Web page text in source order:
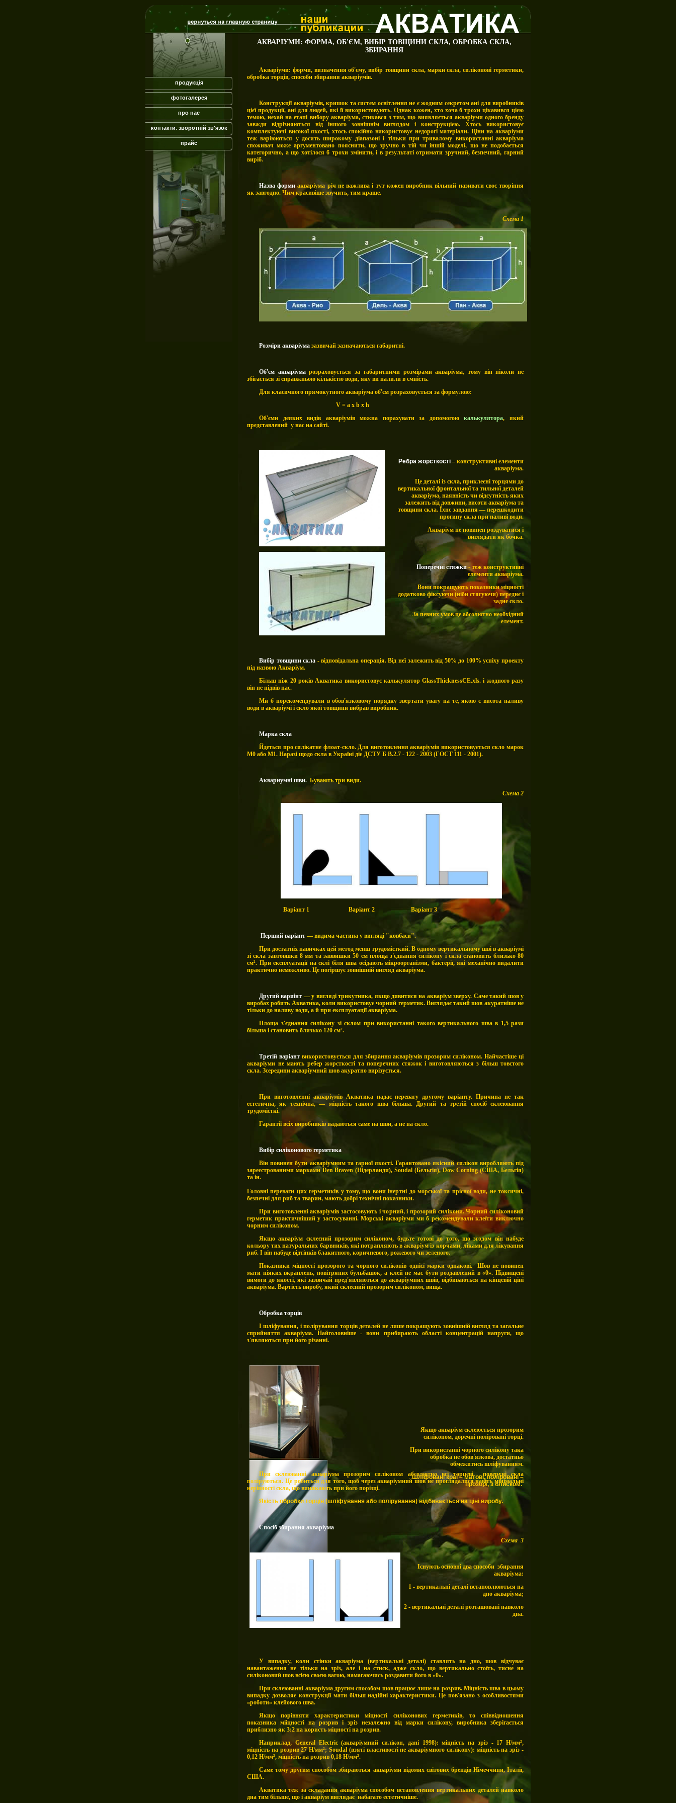
продукція
фотогалерея
про нас
контакти. зворотній зв'язок
прайс
АКВАРІУМИ: ФОРМА, ОБ'ЄМ, ВИБІР ТОВЩИНИ СКЛА, ОБРОБКА СКЛА,
ЗБИРАННЯ
Акваріуми: форми, визначення об'єму, вибір товщини скла, марки скла, силіконові герметики,
обробка торців, способи збирання акваріумів.
Конструкції акваріумів, кришок та систем освітлення не є жодним секретом ані для виробників
цієї продукції, ані для людей, які її використовують. Однак кожен, хто хоча б трохи цікавився цією
темою, нехай на етапі вибору акваріума, стикався з тим, що виявляється акваріуми одного бренду
завжди відрізняються від іншого зовнішнім виглядом і конструкцією. Хтось використовує
комплектуючі високої якості, хтось спокійно використовує недорогі матеріали. Ціни на акваріуми
теж варіюються у досить широкому діапазоніі тільки при тривалому використанні акваріума
споживач може аргументовано пояснити, що зручно в тій чи іншій моделі, що не подобається
категорично, а що хотілося б трохи змінити, і в результаті отримати зручний, безпечний, гарний
виріб.
Назва форми акваріума річ не важлива і тут кожен виробник вільний називати своєтворіння
як завгодно. Чим красивіше звучить, тим краще.
Схема 1
Розміри акваріума зазвичай зазначаються габаритні.
Об'єм акваріума розраховується за габаритними розмірами акваріума, тому він ніколи не
збігається зі справжньою кількістю води, яку ви налили в ємність.
Для класичного прямокутного акваріума об'єм розраховується за формулою:
V = a x b x h
Об'єми деяких видів акваріумів можна порахувати за допомогоюкалькулятора, який
представлений у нас на сайті.
Ребра жорсткості – конструктивні елементи
акваріума.
Це деталі із скла, приклеєні торцями до
вертикальної фронтальної та тильної деталей
акваріума, наявність чи відсутність яких
залежить від довжини, висоти акваріума та
товщини скла. Їхнє завдання — перешкодити
прогину скла при наливі води.
Акваріум не повинен роздуватися і
виглядати як бочка.
Поперечні стяжки- теж конструктивні
елементи акваріума.
Вони покращують показники міцності
додатково фіксуючи (ніби стягуючи) переднє і
заднє скло.
За певних умов це абсолютно необхідний
елемент.
Вибір товщини скла - відповідальна операція. Від неї залежить від 50% до 100% успіху проекту
під назвою Акваріум.
Більш ніж 20 років Акватика використовує калькулятор GlassThicknessCE.xls. і жодного разу
він не підвів нас.
Ми б порекомендували в обов'язковому порядку звертати увагу на те, якою є висота наливу
води в акваріумі і скло якої товщини вибрав виробник.
Марка скла
Йдеться про силікатне флоат-скло. Для виготовлення акваріумів використовується скло марок
М0 або М1. Наразі щодо скла в Україні діє ДСТУ Б В.2.7 - 122 - 2003 (ГОСТ 111 - 2001).
Аквариумні шви. Бувають три види.
Схема 2
Варіант 1 Варіант 2 Варіант 3
Перший варіант — видима частина у вигляді "ковбаси".
При достатніх навичках цей метод менш трудомісткий. В одному вертикальному шві в акваріумі
зі скла завтовшки 8 мм та заввишки 50 см площа з'єднання силікону і скла становить близько 80
см². При експлуатації на склі біля шва осідають мікроорганізми, бактерії, які механічно видалити
практично неможливо. Це погіршує зовнішній вигляд акваріума.
Другий вариінт — у вигляді трикутника, якщо дивитися на акваріум зверху. Саме такий шов у
виробах робить Акватика, коли використовує чорний герметик. Виглядає такий шов акуратніше не
тільки до наливу води, а й при експлуатації акваріума.
Площа з'єднання силікону зі склом при використанні такого вертикального шва в 1,5 рази
більша і становить близько 120 см².
Третій варіантвикористовується для збирання акваріумів прозорим силіконом. Найчастіше ці
акваріуми не мають ребер жорсткості та поперечних стяжок і виготовляються з більш товстого
скла. Зсередини акваріумний шов акуратно вирізується.
При виготовленні акваріумів Акватика надає перевагу другому варіанту. Причина не так
естетична, як технічна, — міцність такого шва більша. Другий та третій спосіб склеювання
трудомісткі.
Гарантії всіх виробників надаються саме на шви, а не на скло.
Вибір силіконового герметика
Він повинен бути акваріумним та гарної якості. Гарантовано якісний силікон виробляють під
зареєстрованими марками Den Braven (Нідерланди), Soudal (Бельгія), Dow Corning (США, Бельгія)
та ін.
Головні переваги цих герметиків у тому, що вони інертні до морської та прісної води, не токсичні,
безпечні для риб та тварин, мають добрі технічні показники.
При виготовленні акваріумів застосовують і чорний, і прозорий силікони. Чорний силіконовий
герметик практичніший у застосуванні. Морські акваріуми ми б рекомендували клеїти виключно
чорним силіконом.
Якщо акваріум склеєний прозорим силіконом, будьте готові до того, що згодом він набуде
кольору тих натуральних барвників, які потрапляють в акваріум із корчами, ліками для лікування
риб. І він набуде відтінків блакитного, коричневого, рожевого чи зеленого.
Показники міцності прозорого та чорного силіконів однієї марки однакові. Шов не повинен
мати ніяких вкраплень, повітряних бульбашок, а клей не має бути роздавлений в «0». Підвищені
вимоги до якості, які зазвичай пред'являються до акваріумних швів, відбиваються на кінцевій ціні
акваріума. Вартість виробу, який склеєний прозорим силіконом, вища.
Обробка торців
І шліфування, і полірування торців деталей не лише покращують зовнішній вигляд та загальне
сприйняття акваріума. Найголовніше - вони прибирають області концентрацій напруги, що
з'являються при його різанні.
Якщо акваріум склеюється прозорим
силіконом, доречні поліровані торці.
При використанні чорного силікону така
обробка не обов'язкова, достатньо
обмежитись шліфуванням.
Шліфовані краї – матові, поліровані –
прозорі, з блиском.
При склеюванні акваріума прозорим силіконом абсолютно всі торцеві поверхні скла
поліруються. Це робиться для того, щоб через акваріумний шов не проглядалися навіть мінімальні
нерівності скла, що виникають при його порізці.
Якість обробки торців (шліфування або полірування) відбивається на ціні виробу.
Спосіб збирання акваріума
Схема 3
Існують основні два способи збирання
акваріума:
1 - вертикальні деталі встановлюються на
дно акваріума;
2 - вертикальні деталі розташовані навколо
дна.
У випадку, коли стінки акваріума (вертикальні деталі) ставлять на дно, шов відчуває
навантаження не тільки на зріз, але і на стиск, адже скло, що вертикально стоїть, тисне на
силіконовий шов всією своєю вагою, намагаючись роздавити його в «0».
При склеюванні акваріума другим способом шов працює лише на розрив. Міцність шва в цьому
випадку дозволяє конструкції мати більш надійні характеристики.Це пов'язано з особливостями
«роботи» клейового шва.
Якщо порівняти характеристики міцності силіконових герметиків, то співвідношення
показника мііцності на розрив і зріз незалежно від марки силікону, виробника зберігається
приблизно як 3:2 на користь міцності на розрив.
Наприклад, General Electric (акваріумний силікон, дані 1998): міцність на зріз - 17 Н/мм²,
міцність на розрив 27 Н/мм²; Soudal (взяті властивості не акваріумного силікону): міцність на зріз -
0,12 Н/мм², міцність на розрив 0,18 Н/мм².
Саме тому другим способом збираються акваріуми відомих світових брендів Німеччини, Італії,
США.
Акватика теж за складання акваріума способом встановлення вертикальних деталей навколо
дна тим більше, що і акваріум виглядає набагато естетичніше.